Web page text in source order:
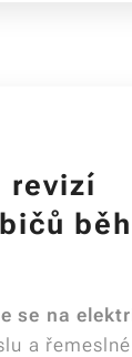
revizí
se na
a